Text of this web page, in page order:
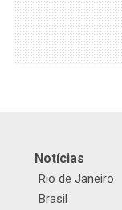
Notícias
Rio de Janeiro
Brasil